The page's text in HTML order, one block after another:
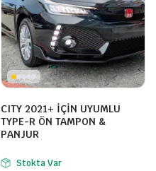
CITY 2021+ İÇİN UYUMLU
TYPE-R ÖN TAMPON &
PANJUR
Stokta Var